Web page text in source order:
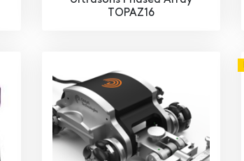
TOPAZ16